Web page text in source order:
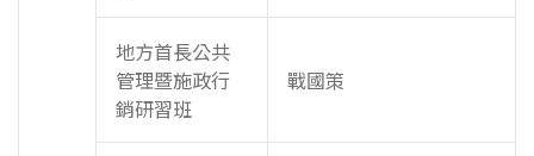
地方首長公共
管理暨施政行
銷研習班
戰國策